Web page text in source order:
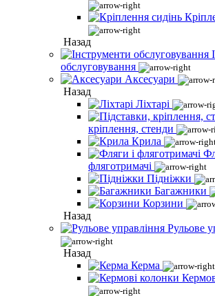
Назад
обслуговування
Аксесуари
Назад
Ліхтарі
кріплення, стенди
Крила
фляготримачі
Підніжки
Багажники
Корзини
Назад
Рульове
Назад
Керма